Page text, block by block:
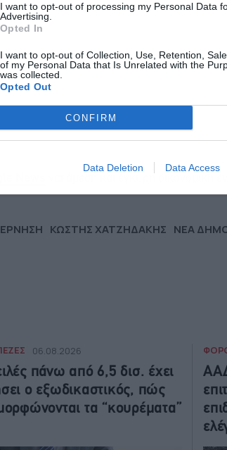
I want to opt-out of processing my Personal Data
Advertising.
Opted In
I want to opt-out of Collection, Use, Retention,
of my Personal Data that Is Unrelated with the
was collected.
Opted Out
CONFIRM
Data Deletion Data Access
ΚΩΣΤΗΣ ΧΑΤΖΗΔΑΚΗΣ ΝΕΑ
06.08.2026
πάνω από 6,5 δισ. έχει
ο εξωδικαστικός, πώς
τα “κουρέματα”